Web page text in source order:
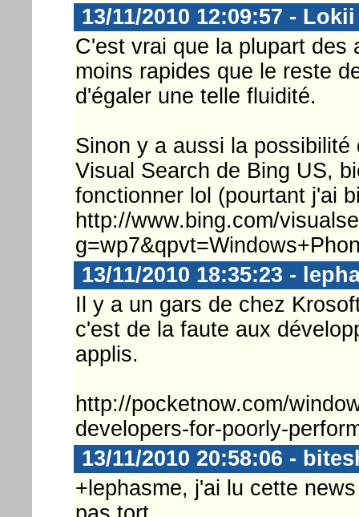
13/11/2010 12:09:57 - Lokii
C'est vrai que la plupart des
moins rapides que le reste
d'égaler une telle fluidité.
Sinon y a aussi la
Visual Search de Bing US,
fonctionner lol (pourtant j'ai
http://www.bing.com/
13/11/2010 18:35:23 -
Il y a un gars de chez
c'est de la faute aux
applis.
http://pocketnow.com/
developers-for-poorly-
13/11/2010 20:58:06 -
+lephasme, j'ai lu cette